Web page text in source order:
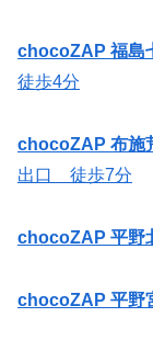
chocoZAP 福島
徒歩4分
chocoZAP 布施
出口 徒歩7分
chocoZAP 平野
chocoZAP 平野